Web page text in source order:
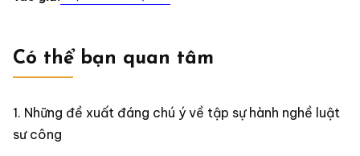
Có thể bạn quan tâm
Những đề xuất đáng chú ý về tập sự hành nghề luật
sư công